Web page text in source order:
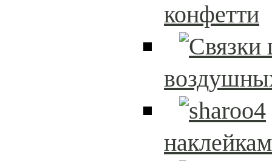
конфетти